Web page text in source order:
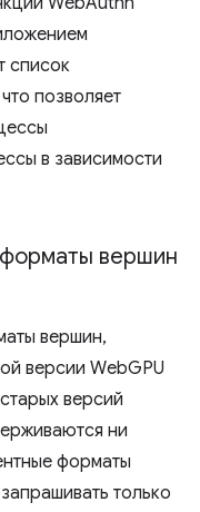
список
позволяет
в зависимости
вершин
вершин,
версии WebGPU
версий
ни
форматы
только